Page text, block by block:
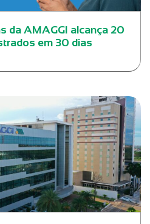
da AMAGGI alcança 20
em 30 dias